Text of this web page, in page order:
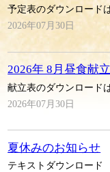
予定表のダウンロード
2026年07月30日
2026年 8月昼食献
献立表のダウンロード
2026年07月30日
夏休みのお知らせ
テキストダウンロード